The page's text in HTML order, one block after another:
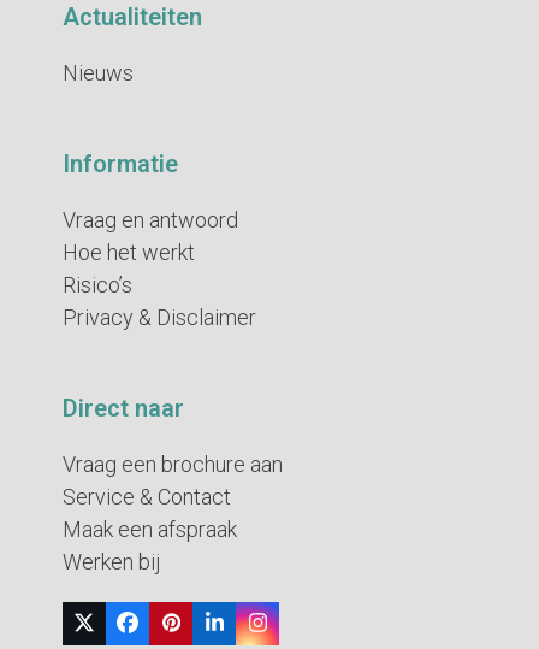
Actualiteiten
Nieuws
Informatie
Vraag en antwoord
Hoe het werkt
Risico’s
Privacy & Disclaimer
Direct naar
Vraag een brochure aan
Service & Contact
Maak een afspraak
Werken bij
TwitterFacebook
Pinterest
LinkedInInstagram